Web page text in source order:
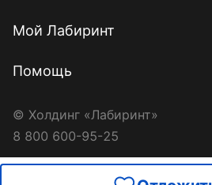
Мой Лабиринт
Помощь
© Холдинг «Лабиринт»
8 800 600-95-25